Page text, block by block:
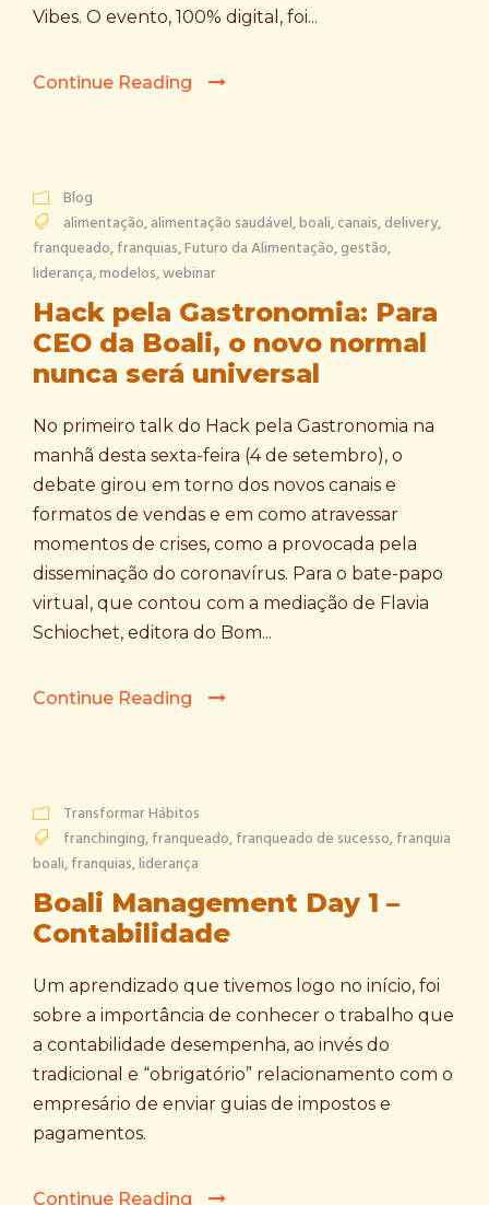
Vibes. O evento, 100% digital, foi...
Continue Reading
Blog
alimentação,alimentação saudável,boali,canais,delivery,
franqueado,franquias,Futuro da Alimentação,gestão,
liderança,modelos,webinar
Hack pela Gastronomia: Para
CEO da Boali, o novo normal
nunca será universal
No primeiro talk do Hack pela Gastronomia na
manhã desta sexta-feira (4 de setembro), o
debate girou em torno dos novos canais e
formatos de vendas e em como atravessar
momentos de crises, como a provocada pela
disseminação do coronavírus. Para o bate-papo
virtual, que contou com a mediação de Flavia
Schiochet, editora do Bom...
Continue Reading
Transformar Hábitos
franchinging,franqueado,franqueado de sucesso,franquia
boali,franquias,liderança
Boali Management Day 1 –
Contabilidade
Um aprendizado que tivemos logo no início, foi
sobre a importância de conhecer o trabalho que
a contabilidade desempenha, ao invés do
tradicional e “obrigatório” relacionamento com o
empresário de enviar guias de impostos e
pagamentos.
Continue Reading